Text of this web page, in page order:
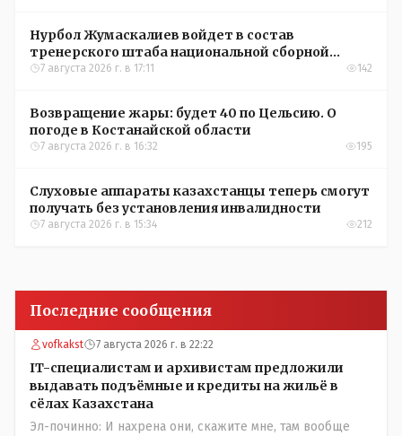
Нурбол Жумаскалиев войдет в состав
тренерского штаба национальной сборной
Казахстана по футболу
7 августа 2026 г. в 17:11 142
Возвращение жары: будет 40 по Цельсию. О
погоде в Костанайской области
7 августа 2026 г. в 16:32 195
Слуховые аппараты казахстанцы теперь смогут
получать без установления инвалидности
7 августа 2026 г. в 15:34 212
Последние сообщения
vofkakst 7 августа 2026 г. в 22:22
IT-специалистам и архивистам предложили
выдавать подъёмные и кредиты на жильё в
сёлах Казахстана
Эл-починно: И нахрена они, скажите мне, там вообще